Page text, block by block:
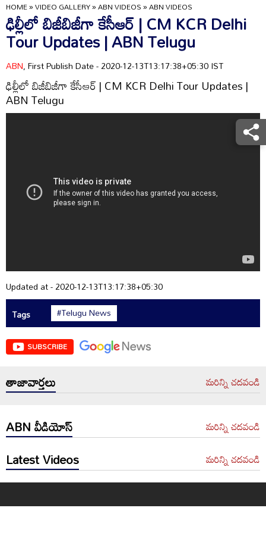
HOME»VIDEO GALLERY»ABN VIDEOS»ABN VIDEOS
ఢిల్లీలో బిజీబిజీగా కేసీఆర్‌ | CM KCR Delhi
Tour Updates | ABN Telugu
ABN, First Publish Date - 2020-12-13T13:17:38+05:30 IST
ఢిల్లీలో బిజీబిజీగా కేసీఆర్‌ | CM KCR Delhi Tour Updates |
ABN Telugu
Updated at - 2020-12-13T13:17:38+05:30
Tags
#Telugu News
SUBSCRIBE
తాజావార్తలు మరిన్ని చదవండి
ABN వీడియోస్ మరిన్ని చదవండి
Latest Videos మరిన్ని చదవండి